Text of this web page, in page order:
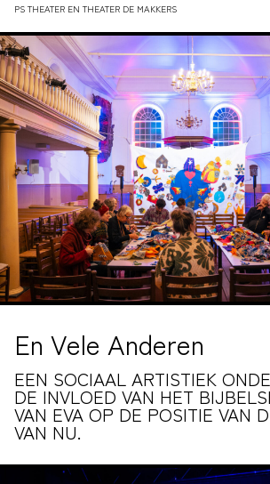
PS THEATER EN THEATER DE MAKKERS
En Vele Anderen
EEN SOCIAAL ARTISTIEK
DE INVLOED VAN HET
VAN EVA OP DE POSITIE VAN
VAN NU.